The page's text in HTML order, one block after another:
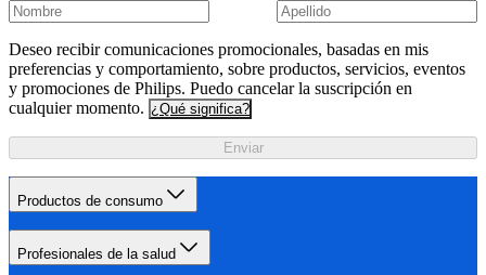
Deseo recibir comunicaciones promocionales, basadas en mis
preferencias y comportamiento, sobre productos, servicios, eventos
y promociones de Philips. Puedo cancelar la suscripción en
cualquier momento. ¿Qué significa?
Enviar
Productos de consumo
Profesionales de la salud